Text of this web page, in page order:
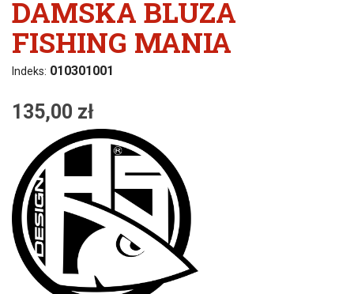
DAMSKA BLUZA
FISHING MANIA
Indeks: 010301001
135,00 zł